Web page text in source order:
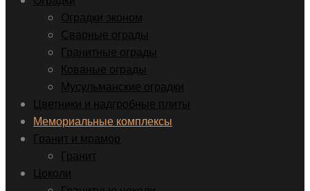
Оградки эконом
Сварные ограды
Гранитные ограды
Кованые ограды
Мусульманские оградки
Цветники и надгробные плиты
Мемориальные комплексы
Гранит и мрамор
Гранит
Цоколи